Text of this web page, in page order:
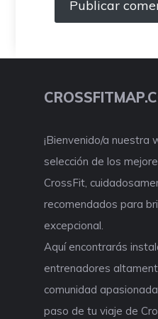
¡Bienvenido/a nuestra
selección de los
CrossFit,
recomendados para
excepcional.
Aquí encontrarás
entrenadores
comunidad
paso de tu viaje de